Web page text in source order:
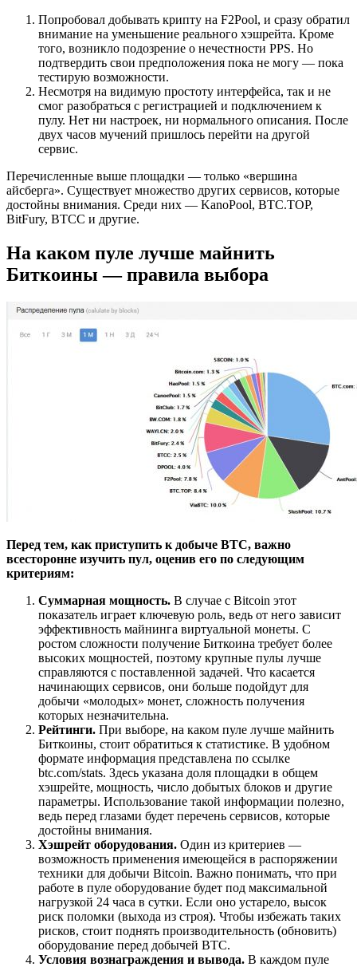
Попробовал добывать крипту на F2Pool, и сразу обратил
внимание на уменьшение реального хэшрейта. Кроме
того, возникло подозрение о нечестности PPS. Но
подтвердить свои предположения пока не могу — пока
тестирую возможности.
Несмотря на видимую простоту интерфейса, так и не
смог разобраться с регистрацией и подключением к
пулу. Нет ни настроек, ни нормального описания. После
двух часов мучений пришлось перейти на другой
сервис.
Перечисленные выше площадки — только «вершина
айсберга». Существует множество других сервисов, которые
достойны внимания. Среди них — KanoPool, BTC.TOP,
BitFury, BTCC и другие.
На каком пуле лучше майнить
Биткоины — правила выбора
Перед тем, как приступить к добыче BTC, важно
всесторонне изучить пул, оценив его по следующим
критериям:
Суммарная мощность. В случае с Bitcoin этот
показатель играет ключевую роль, ведь от него зависит
эффективность майнинга виртуальной монеты. С
ростом сложности получение Биткоина требует более
высоких мощностей, поэтому крупные пулы лучше
справляются с поставленной задачей. Что касается
начинающих сервисов, они больше подойдут для
добычи «молодых» монет, сложность получения
которых незначительна.
Рейтинги. При выборе, на каком пуле лучше майнить
Биткоины, стоит обратиться к статистике. В удобном
формате информация представлена по ссылке
btc.com/stats. Здесь указана доля площадки в общем
хэшрейте, мощность, число добытых блоков и другие
параметры. Использование такой информации полезно,
ведь перед глазами будет перечень сервисов, которые
достойны внимания.
Хэшрейт оборудования. Один из критериев —
возможность применения имеющейся в распоряжении
техники для добычи Bitcoin. Важно понимать, что при
работе в пуле оборудование будет под максимальной
нагрузкой 24 часа в сутки. Если оно устарело, высок
риск поломки (выхода из строя). Чтобы избежать таких
рисков, стоит поднять производительность (обновить)
оборудование перед добычей BTC.
Условия вознаграждения и вывода. В каждом пуле